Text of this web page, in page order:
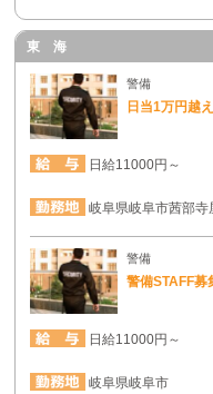
東 海
警備
日当1万円越
日給11000円～
岐阜県岐阜市茜部寺
警備
警備STAFF募
日給11000円～
岐阜県岐阜市